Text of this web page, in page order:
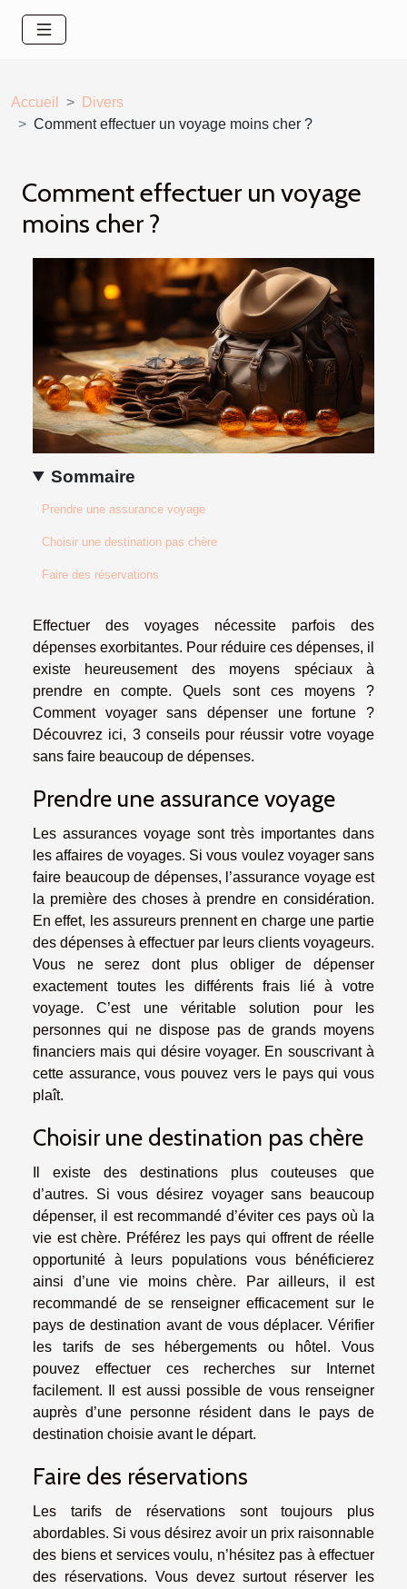
Accueil
Divers
Comment effectuer un voyage moins cher ?
Comment effectuer un voyage
moins cher ?
Sommaire
Prendre une assurance voyage
Choisir une destination pas chère
Faire des réservations
Effectuer des voyages nécessite parfois des
dépenses exorbitantes. Pour réduire ces dépenses, il
existe heureusement des moyens spéciaux à
prendre en compte. Quels sont ces moyens ?
Comment voyager sans dépenser une fortune ?
Découvrez ici, 3 conseils pour réussir votre voyage
sans faire beaucoup de dépenses.
Prendre une assurance voyage
Les assurances voyage sont très importantes dans
les affaires de voyages. Si vous voulez voyager sans
faire beaucoup de dépenses, l’assurance voyage est
la première des choses à prendre en considération.
En effet, les assureurs prennent en charge une partie
des dépenses à effectuer par leurs clients voyageurs.
Vous ne serez dont plus obliger de dépenser
exactement toutes les différents frais lié à votre
voyage. C’est une véritable solution pour les
personnes qui ne dispose pas de grands moyens
financiers mais qui désire voyager. En souscrivant à
cette assurance, vous pouvez vers le pays qui vous
plaît.
Choisir une destination pas chère
Il existe des destinations plus couteuses que
d’autres. Si vous désirez voyager sans beaucoup
dépenser, il est recommandé d’éviter ces pays où la
vie est chère. Préférez les pays qui offrent de réelle
opportunité à leurs populations vous bénéficierez
ainsi d’une vie moins chère. Par ailleurs, il est
recommandé de se renseigner efficacement sur le
pays de destination avant de vous déplacer. Vérifier
les tarifs de ses hébergements ou hôtel. Vous
pouvez effectuer ces recherches sur Internet
facilement. Il est aussi possible de vous renseigner
auprès d’une personne résident dans le pays de
destination choisie avant le départ.
Faire des réservations
Les tarifs de réservations sont toujours plus
abordables. Si vous désirez avoir un prix raisonnable
des biens et services voulu, n’hésitez pas à effectuer
des réservations. Vous devez surtout réserver les